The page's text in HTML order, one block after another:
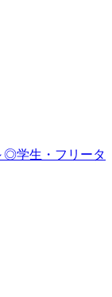
学生・フリータ